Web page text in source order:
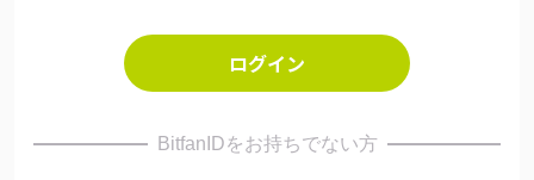
ログイン
BitfanIDをお持ちでない方